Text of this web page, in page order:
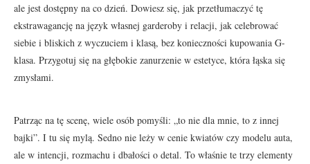
ale jest dostępny na co dzień. Dowiesz się, jak przetłumaczyć tę
ekstrawagancję na język własnej garderoby i relacji, jak celebrować
siebie i bliskich z wyczuciem i klasą, bez konieczności kupowania G-
klasa. Przygotuj się na głębokie zanurzenie w estetyce, która łąska się
zmysłami.
Patrząc na tę scenę, wiele osób pomyśli: „to nie dla mnie, to z innej
bajki”. I tu się mylą. Sedno nie leży w cenie kwiatów czy modelu auta,
ale w intencji, rozmachu i dbałości o detal. To właśnie te trzy elementy